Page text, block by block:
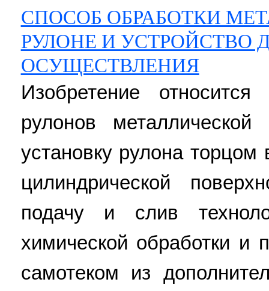
СПОСОБ ОБРАБОТКИ
РУЛОНЕ И УСТРОЙСТВО
ОСУЩЕСТВЛЕНИЯ
Изобретение
рулонов
установку рулона
цилиндрической
подачу и слив
химической обработки и
самотеком из